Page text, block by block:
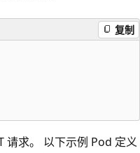
复制
请求。 以下示例 Pod 定义